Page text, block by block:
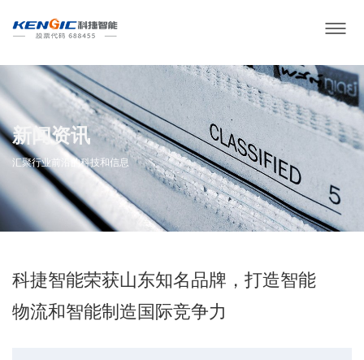
新闻资讯
汇聚行业前沿的科技和信息
科捷智能荣获山东知名品牌，打造智能
物流和智能制造国际竞争力